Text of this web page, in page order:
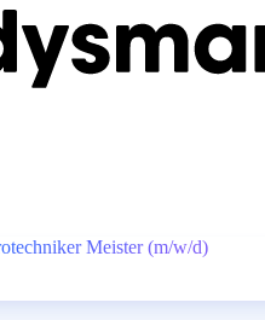
Meister (m/w/d)